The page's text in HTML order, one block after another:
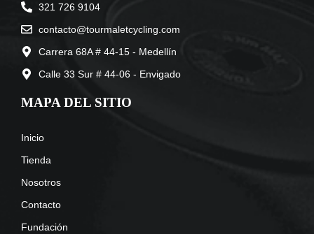
321 726 9104
contacto@tourmaletcycling.com
Carrera 68A # 44-15 - Medellín
Calle 33 Sur # 44-06 - Envigado
MAPA DEL SITIO
Inicio
Tienda
Nosotros
Contacto
Fundación